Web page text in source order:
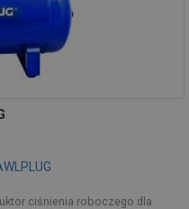
ciśnienia roboczego dla